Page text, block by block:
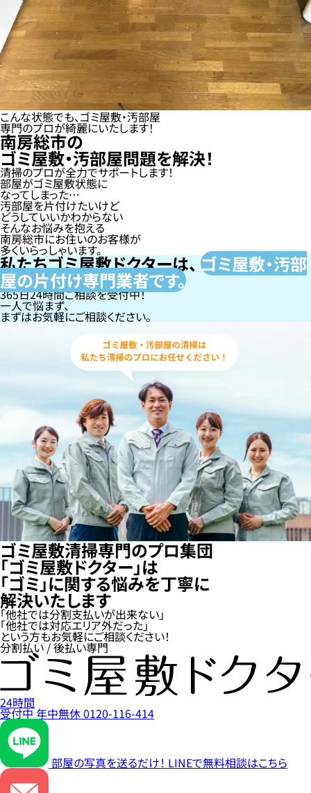
こんな状態でも、ゴミ屋敷・汚部屋
専門のプロが綺麗にいたします！
南房総市の
ゴミ屋敷・汚部屋問題を解決！
清掃のプロが全力でサポートします！
部屋がゴミ屋敷状態に
なってしまった…
汚部屋を片付けたいけど
どうしていいかわからない
そんなお悩みを抱える
南房総市にお住いのお客様が
多くいらっしゃいます。
私たちゴミ屋敷ドクターは、ゴミ屋敷・汚部
屋の片付け専門業者です。
365日24時間ご相談を受付中！
一人で悩まず、
まずはお気軽にご相談ください。
ゴミ屋敷清掃専門のプロ集団
「ゴミ屋敷ドクター」は
「ゴミ」に関する悩みを丁寧に
解決いたします
「他社では分割支払いが出来ない」
「他社では対応エリア外だった」
という方もお気軽にご相談ください！
分割払い / 後払い専門
24時間
受付中年中無休0120-116-414
部屋の写真を送るだけ！ LINEで無料相談はこちら